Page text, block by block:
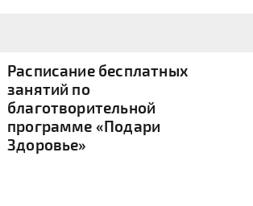
Расписание бесплатных
занятий по
благотворительной
программе «Подари
Здоровье»